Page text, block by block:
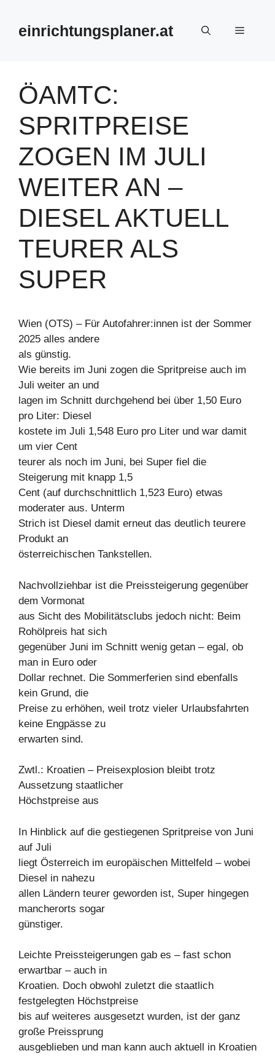
springeneinrichtungsplaner.at Menü
ÖAMTC:
SPRITPREISE
ZOGEN IM JULI
WEITER AN –
DIESEL AKTUELL
TEURER ALS
SUPER
Wien (OTS) – Für Autofahrer:innen ist der Sommer
2025 alles andere
als günstig.
Wie bereits im Juni zogen die Spritpreise auch im
Juli weiter an und
lagen im Schnitt durchgehend bei über 1,50 Euro
pro Liter: Diesel
kostete im Juli 1,548 Euro pro Liter und war damit
um vier Cent
teurer als noch im Juni, bei Super fiel die
Steigerung mit knapp 1,5
Cent (auf durchschnittlich 1,523 Euro) etwas
moderater aus. Unterm
Strich ist Diesel damit erneut das deutlich teurere
Produkt an
österreichischen Tankstellen.
Nachvollziehbar ist die Preissteigerung gegenüber
dem Vormonat
aus Sicht des Mobilitätsclubs jedoch nicht: Beim
Rohölpreis hat sich
gegenüber Juni im Schnitt wenig getan – egal, ob
man in Euro oder
Dollar rechnet. Die Sommerferien sind ebenfalls
kein Grund, die
Preise zu erhöhen, weil trotz vieler Urlaubsfahrten
keine Engpässe zu
erwarten sind.
Zwtl.: Kroatien – Preisexplosion bleibt trotz
Aussetzung staatlicher
Höchstpreise aus
In Hinblick auf die gestiegenen Spritpreise von Juni
auf Juli
liegt Österreich im europäischen Mittelfeld – wobei
Diesel in nahezu
allen Ländern teurer geworden ist, Super hingegen
mancherorts sogar
günstiger.
Leichte Preissteigerungen gab es – fast schon
erwartbar – auch in
Kroatien. Doch obwohl zuletzt die staatlich
festgelegten Höchstpreise
bis auf weiteres ausgesetzt wurden, ist der ganz
große Preissprung
ausgeblieben und man kann auch aktuell in Kroatien